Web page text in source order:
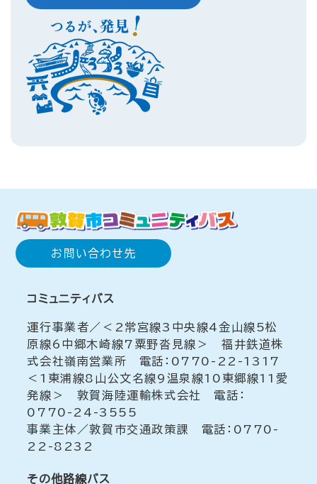
お問い合わせ先
コミュニティバス
運行事業者／＜2常宮線3中央線4金山線5松
原線6中郷木崎線7粟野沓見線＞ 福井鉄道株
式会社嶺南営業所 電話：0770-22-1317
＜1東浦線8山公文名線9温泉線10東郷線11愛
発線＞ 敦賀海陸運輸株式会社 電話：
0770-24-3555
事業主体／敦賀市交通政策課 電話：0770-
22-8232
その他路線バス